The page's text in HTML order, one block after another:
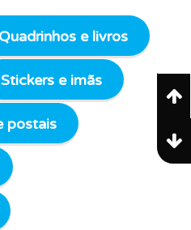
Quadrinhos e livros
Stickers e imãs
postais